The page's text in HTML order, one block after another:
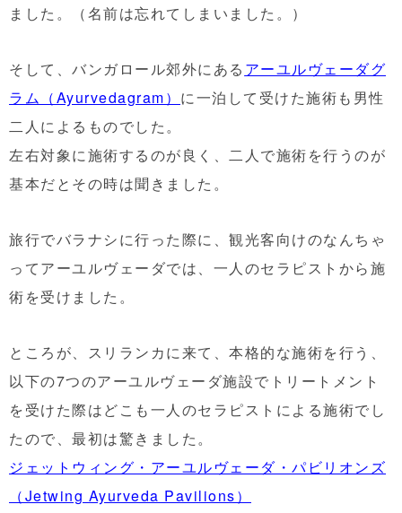
ました。（名前は忘れてしまいました。）
そして、バンガロール郊外にある アーユルヴェーダグ
ラム（Ayurvedagram） に一泊して受けた施術も男性
二人によるものでした。
左右対象に施術するのが良く、二人で施術を行うのが
基本だとその時は聞きました。
旅行でバラナシに行った際に、観光客向けのなんちゃ
ってアーユルヴェーダでは、一人のセラピストから施
術を受けました。
ところが、スリランカに来て、本格的な施術を行う、
以下の7つのアーユルヴェーダ施設でトリートメント
を受けた際はどこも一人のセラピストによる施術でし
たので、最初は驚きました。
ジェットウィング・アーユルヴェーダ・パビリオンズ
（Jetwing Ayurveda Pavilions）